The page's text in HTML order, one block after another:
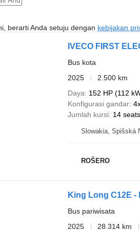
berarti Anda setuju dengan kebijakan
IVECO FIRST
Bus kota
2025
2.500 km
Daya
152 HP (112
Konfigurasi gandar
Jumlah kursi 14
Slowakia, Spišská
ROŠERO
King Long C12E -
Bus pariwisata
2025
28.314 km